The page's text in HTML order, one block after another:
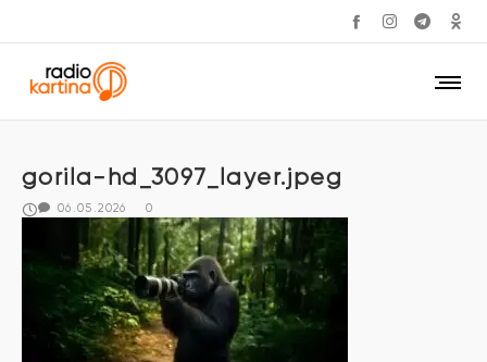
gorila-hd_3097_layer.jpeg
06.05.2026 0